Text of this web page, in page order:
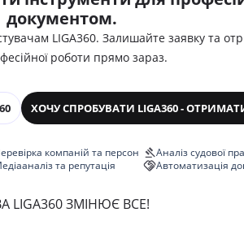
документом.
LIGA360. Залишайте заявку та
роботи прямо зараз.
ХОЧУ СПРОБУВАТИ LIGA360 -
компаній та персон
та репутація
Аналіз судової
Автоматизація
LIGA360 ЗМІНЮЄ ВСЕ!